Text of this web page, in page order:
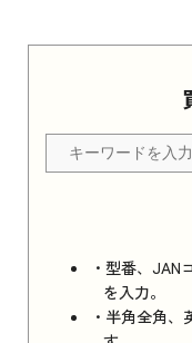
・型番、JAN
を入力。
・半角全角
Apple
ちら
iPhone
iPhone
ら